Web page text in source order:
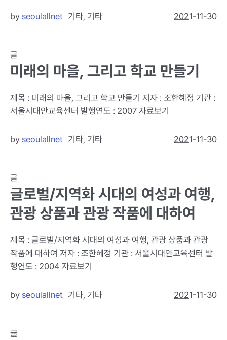
2021-11-30
by seoulallnet 기타, 기타
글
미래의 마을, 그리고 학교 만들기
제목 : 미래의 마을, 그리고 학교 만들기 저자 : 조한혜정 기관 :
서울시대안교육센터 발행연도 : 2007 자료보기
2021-11-30
by seoulallnet 기타, 기타
글
글로벌/지역화 시대의 여성과 여행,
관광 상품과 관광 작품에 대하여
제목 : 글로벌/지역화 시대의 여성과 여행, 관광 상품과 관광
작품에 대하여 저자 : 조한혜정 기관 : 서울시대안교육센터 발
행연도 : 2004 자료보기
2021-11-30
by seoulallnet 기타, 기타
글